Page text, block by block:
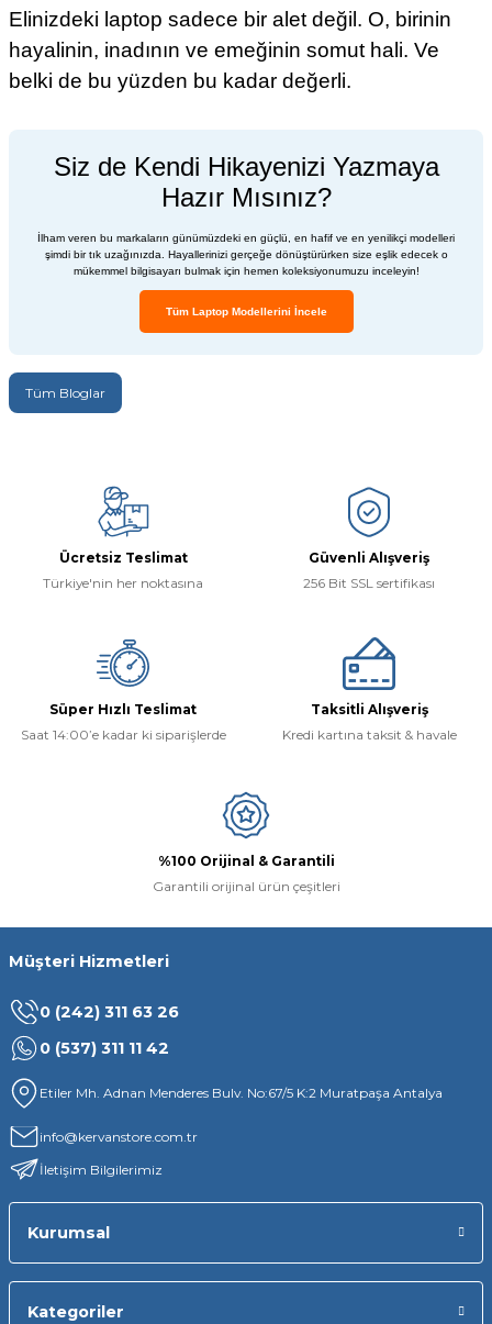
Elinizdeki laptop sadece bir alet değil. O, birinin
hayalinin, inadının ve emeğinin somut hali. Ve
belki de bu yüzden bu kadar değerli.
Siz de Kendi Hikayenizi Yazmaya
Hazır Mısınız?
İlham veren bu markaların günümüzdeki en güçlü, en hafif ve en yenilikçi modelleri
şimdi bir tık uzağınızda. Hayallerinizi gerçeğe dönüştürürken size eşlik edecek o
mükemmel bilgisayarı bulmak için hemen koleksiyonumuzu inceleyin!
Tüm Laptop Modellerini İncele
Tüm Bloglar
Ücretsiz Teslimat
Türkiye'nin her noktasına
Güvenli Alışveriş
256 Bit SSL sertifikası
Süper Hızlı Teslimat
Saat 14:00’e kadar ki siparişlerde
Taksitli Alışveriş
Kredi kartına taksit & havale
%100 Orijinal & Garantili
Garantili orijinal ürün çeşitleri
Müşteri Hizmetleri
0 (242) 311 63 26
0 (537) 311 11 42
Etiler Mh. Adnan Menderes Bulv. No:67/5 K:2 Muratpaşa Antalya
info@kervanstore.com.tr
İletişim Bilgilerimiz
Kurumsal
Kategoriler